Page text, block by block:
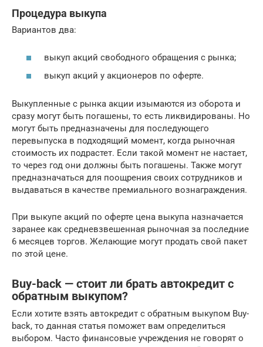
Процедура выкупа
Вариантов два:
выкуп акций свободного обращения с рынка;
выкуп акций у акционеров по оферте.
Выкупленные с рынка акции изымаются из оборота и
сразу могут быть погашены, то есть ликвидированы. Но
могут быть предназначены для последующего
перевыпуска в подходящий момент, когда рыночная
стоимость их подрастет. Если такой момент не настает,
то через год они должны быть погашены. Также могут
предназначаться для поощрения своих сотрудников и
выдаваться в качестве премиального вознаграждения.
При выкупе акций по оферте цена выкупа назначается
заранее как средневзвешенная рыночная за последние
6 месяцев торгов. Желающие могут продать свой пакет
по этой цене.
Buy-back — стоит ли брать автокредит с
обратным выкупом?
Если хотите взять автокредит с обратным выкупом Buy-
back, то данная статья поможет вам определиться
выбором. Часто финансовые учреждения не говорят о